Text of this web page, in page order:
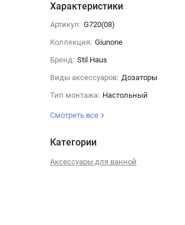
Характеристики
Артикул: G720(08)
Коллекция: Giunone
Бренд: Stil Haus
Виды аксессуаров: Дозаторы
Тип монтажа: Настольный
Смотреть все
Категории
Аксессуары для ванной